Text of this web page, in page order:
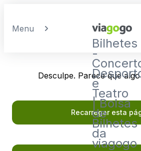
Menu
Bilhetes
-
e
Teatro
| Bolsa
de
Bilhetes
da
viagogo
Desculpe. Parece que
Recarregar esta